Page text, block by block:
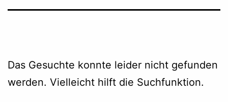
Das Gesuchte konnte leider nicht gefunden
werden. Vielleicht hilft die Suchfunktion.